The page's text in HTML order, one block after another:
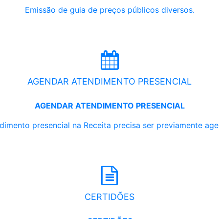
Emissão de guia de preços públicos diversos.
AGENDAR ATENDIMENTO PRESENCIAL
AGENDAR ATENDIMENTO PRESENCIAL
presencial na Receita precisa ser previamente
CERTIDÕES